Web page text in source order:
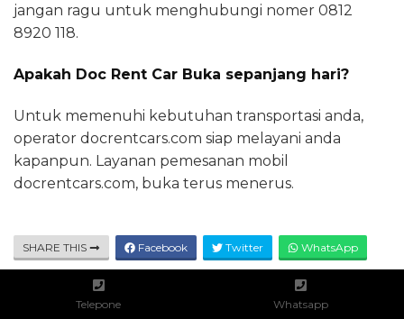
jangan ragu untuk menghubungi nomer 0812
8920 118.
Apakah Doc Rent Car Buka sepanjang hari?
Untuk memenuhi kebutuhan transportasi anda,
operator docrentcars.com siap melayani anda
kapanpun. Layanan pemesanan mobil
docrentcars.com, buka terus menerus.
SHARE THIS Facebook Twitter WhatsApp
Telepone Whatsapp